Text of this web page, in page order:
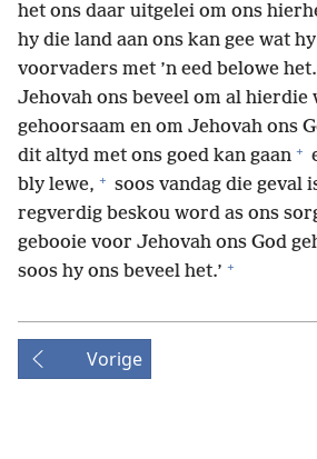
het ons daar uitgelei om ons
hy die land aan ons kan gee wat
voorvaders met ’n eed belowe het.
Jehovah ons beveel om al
gehoorsaam en om Jehovah ons
dit altyd met ons goed kan gaan +
bly lewe, + soos vandag die geval
regverdig beskou word as ons
gebooie voor Jehovah ons God
soos hy ons beveel het.’ +
Vorige